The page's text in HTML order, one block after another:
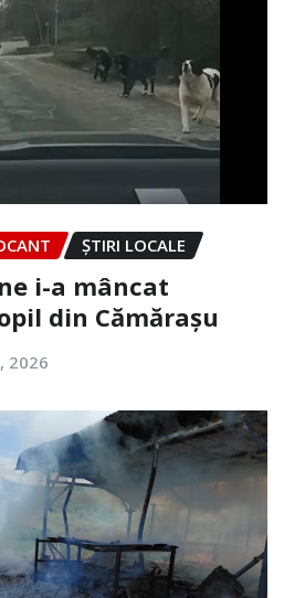
ȘTIRI LOCALE
i-a mâncat
din Cămărașu
2026